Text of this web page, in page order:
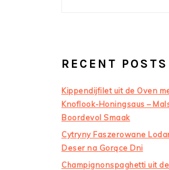
RECENT POSTS
Kippendijfilet uit de Oven
Knoflook-Honingsaus –
Boordevol Smaak
Cytryny Faszerowane
Deser na Gorące Dni
Champignonspaghetti uit